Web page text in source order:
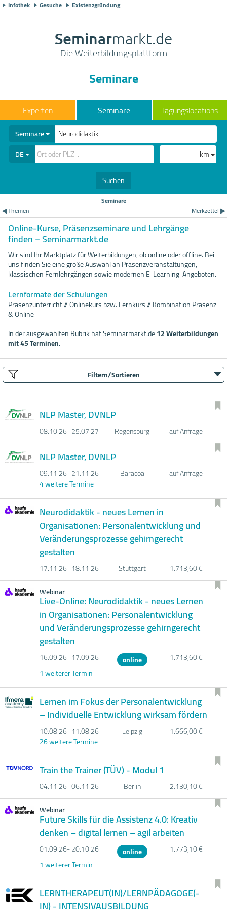
Infothek Gesuche Existenzgründung
Seminarmarkt.de
Die Weiterbildungsplattform
Seminare
Seminare Tagungslocations
Seminare
DE
km
Suchen
Seminare
◀ Themen
Merkzettel ▶
Online-Kurse, Präsenzseminare und Lehrgänge
finden − Seminarmarkt.de
Wir sind Ihr Marktplatz für Weiterbildungen, ob online oder offline. Bei
uns finden Sie eine große Auswahl an Präsenzveranstaltungen,
klassischen Fernlehrgängen sowie modernen E-Learning-Angeboten.
Lernformate der Schulungen
Präsenzunterricht // Onlinekurs bzw. Fernkurs // Kombination Präsenz
& Online
In der ausgewählten Rubrik hat Seminarmarkt.de12 Weiterbildungen
mit 45 Terminen.
Filtern/Sortieren
NLP Master, DVNLP
08.10.26- 25.07.27 Regensburg auf Anfrage
NLP Master, DVNLP
09.11.26- 21.11.26 Baracoa
auf Anfrage
4 weitere Termine
Neurodidaktik - neues Lernen in
Organisationen: Personalentwicklung und
Veränderungsprozesse gehirngerecht
gestalten
17.11.26- 18.11.26 Stuttgart
1.713,60 €
Webinar
Live-Online: Neurodidaktik - neues Lernen
in Organisationen: Personalentwicklung
und Veränderungsprozesse gehirngerecht
gestalten
16.09.26- 17.09.26 online
1.713,60 €
1 weiterer Termin
Lernen im Fokus der Personalentwicklung
– Individuelle Entwicklung wirksam fördern
10.08.26- 11.08.26 Leipzig
1.666,00 €
26 weitere Termine
Train the Trainer (TÜV) - Modul 1
04.11.26- 06.11.26 Berlin
2.130,10 €
Webinar
Future Skills für die Assistenz 4.0: Kreativ
denken – digital lernen – agil arbeiten
01.09.26- 20.10.26 online
1.773,10 €
1 weiterer Termin
LERNTHERAPEUT(IN)/LERNPÄDAGOGE(-
IN) - INTENSIVAUSBILDUNG